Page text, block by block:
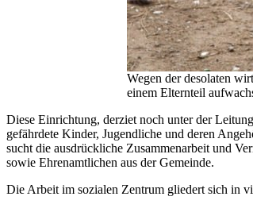
Wegen der desolaten
einem Elternteil
Diese Einrichtung, derziet noch unter der
gefährdete Kinder, Jugendliche und deren
sucht die ausdrückliche Zusammenarbeit und
sowie Ehrenamtlichen aus der Gemeinde.
Die Arbeit im sozialen Zentrum gliedert sich in